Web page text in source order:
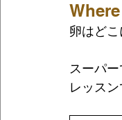
英語の学習法
アメリカ・ア
卵はどこ
スーパ
レッス